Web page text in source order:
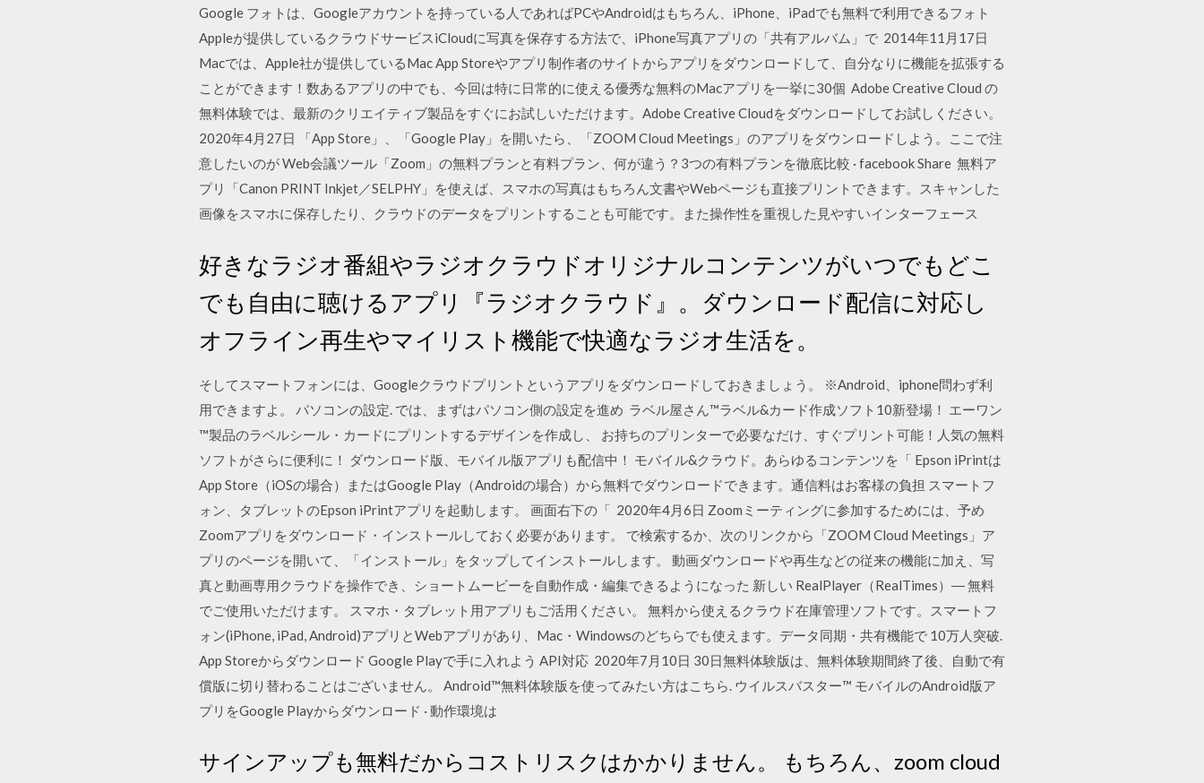
Google フォトは、Googleアカウントを持っている人であればPCやAndroidはもちろん、iPhone、iPadでも無料で利用できるフォト
Appleが提供しているクラウドサービスiCloudに写真を保存する方法で、iPhone写真アプリの「共有アルバム」で 2014年11月17日
Macでは、Apple社が提供しているMac App Storeやアプリ制作者のサイトからアプリをダウンロードして、自分なりに機能を拡張する
ことができます！数あるアプリの中でも、今回は特に日常的に使える優秀な無料のMacアプリを一挙に30個 Adobe Creative Cloud の
無料体験では、最新のクリエイティブ製品をすぐにお試しいただけます。Adobe Creative Cloudをダウンロードしてお試しください。
2020年4月27日 「App Store」、「Google Play」を開いたら、「ZOOM Cloud Meetings」のアプリをダウンロードしよう。ここで注
意したいのが Web会議ツール「Zoom」の無料プランと有料プラン、何が違う？3つの有料プランを徹底比較 · facebook Share 無料ア
プリ「Canon PRINT Inkjet／SELPHY」を使えば、スマホの写真はもちろん文書やWebページも直接プリントできます。スキャンした
画像をスマホに保存したり、クラウドのデータをプリントすることも可能です。また操作性を重視した見やすいインターフェース
好きなラジオ番組やラジオクラウドオリジナルコンテンツがいつでもどこ
でも自由に聴けるアプリ『ラジオクラウド』。ダウンロード配信に対応し
オフライン再生やマイリスト機能で快適なラジオ生活を。
そしてスマートフォンには、Googleクラウドプリントというアプリをダウンロードしておきましょう。 ※Android、iphone問わず利
用できますよ。 パソコンの設定. では、まずはパソコン側の設定を進め ラベル屋さん™ラベル&カード作成ソフト10新登場！ エーワン
™製品のラベルシール・カードにプリントするデザインを作成し、 お持ちのプリンターで必要なだけ、すぐプリント可能！人気の無料
ソフトがさらに便利に！ ダウンロード版、モバイル版アプリも配信中！ モバイル&クラウド。あらゆるコンテンツを「 Epson iPrintは
App Store（iOSの場合）またはGoogle Play（Androidの場合）から無料でダウンロードできます。通信料はお客様の負担 スマートフ
ォン、タブレットのEpson iPrintアプリを起動します。 画面右下の「 2020年4月6日 Zoomミーティングに参加するためには、予め
Zoomアプリをダウンロード・インストールしておく必要があります。 で検索するか、次のリンクから「ZOOM Cloud Meetings」ア
プリのページを開いて、「インストール」をタップしてインストールします。 動画ダウンロードや再生などの従来の機能に加え、写
真と動画専用クラウドを操作でき、ショートムービーを自動作成・編集できるようになった 新しい RealPlayer（RealTimes）― 無料
でご使用いただけます。 スマホ・タブレット用アプリもご活用ください。 無料から使えるクラウド在庫管理ソフトです。スマートフ
ォン(iPhone, iPad, Android)アプリとWebアプリがあり、Mac・Windowsのどちらでも使えます。データ同期・共有機能で 10万人突破.
App Storeからダウンロード Google Playで手に入れよう API対応 2020年7月10日 30日無料体験版は、無料体験期間終了後、自動で有
償版に切り替わることはございません。 Android™無料体験版を使ってみたい方はこちら. ウイルスバスター™ モバイルのAndroid版ア
プリをGoogle Playからダウンロード · 動作環境は
サインアップも無料だからコストリスクはかかりません。 もちろん、zoom cloud